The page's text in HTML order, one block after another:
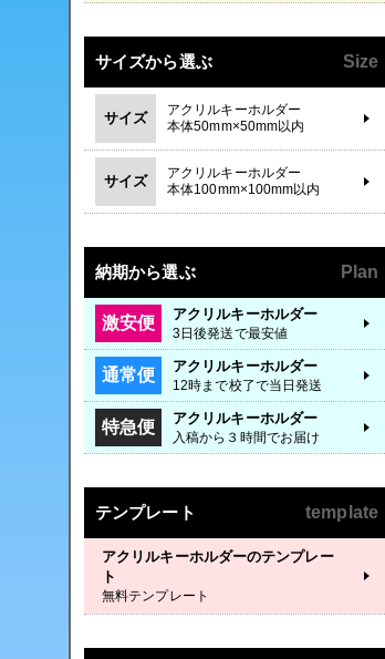
サイズから選ぶ Size
サイズ
アクリルキーホルダー
本体50mm×50mm以内
サイズ
アクリルキーホルダー
本体100mm×100mm以内
納期から選ぶ Plan
激安便 アクリルキーホルダー
3日後発送で最安値
通常便 アクリルキーホルダー
12時まで校了で当日発送
特急便 アクリルキーホルダー
入稿から３時間でお届け
テンプレート template
アクリルキーホルダーのテンプレー
ト
無料テンプレート